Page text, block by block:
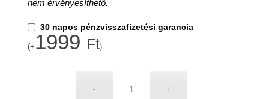
nem érvényesíthető.
30 napos pénzvisszafizetési garancia
(+ 1999 Ft)